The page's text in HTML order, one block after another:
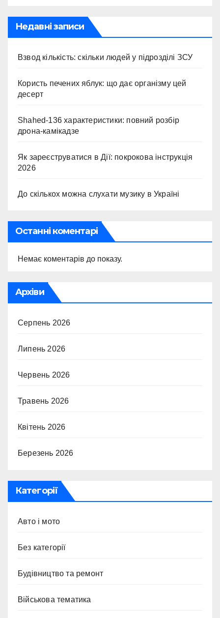
Недавні записи
Взвод кількість: скільки людей у підрозділі ЗСУ
Користь печених яблук: що дає організму цей
десерт
Shahed-136 характеристики: повний розбір
дрона-камікадзе
Як зареєструватися в Дії: покрокова інструкція
2026
До скількох можна слухати музику в Україні
Останні коментарі
Немає коментарів до показу.
Архіви
Серпень 2026
Липень 2026
Червень 2026
Травень 2026
Квітень 2026
Березень 2026
Категорії
Авто і мото
Без категорії
Будівництво та ремонт
Військова тематика